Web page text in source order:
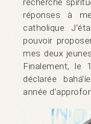
recherche
réponses à
catholique.
pouvoir
mes deux
Finalement, le
déclarée
année